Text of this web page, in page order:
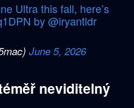
Ultra this fall, here’s
by@iryantldr
June 5, 2026
neviditelný